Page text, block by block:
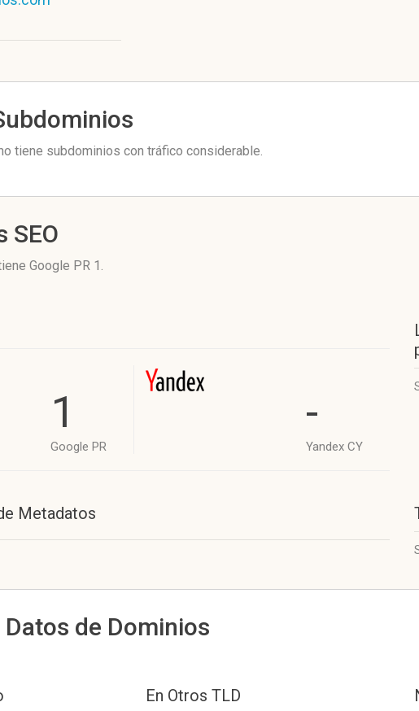
tiene subdominios con tráfico considerable.
SEO
Google PR 1.
1
Google PR
-
Yandex CY
Metadatos
de Dominios
En Otros TLD